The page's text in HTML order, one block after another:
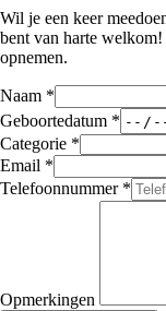
Wil je een keer
bent van harte
opnemen.
Naam *
Geboortedatum *
Categorie *
Email *
Telefoonnummer *
Opmerkingen